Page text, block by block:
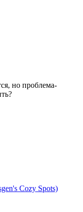
но проблема-
Cozy Spots)